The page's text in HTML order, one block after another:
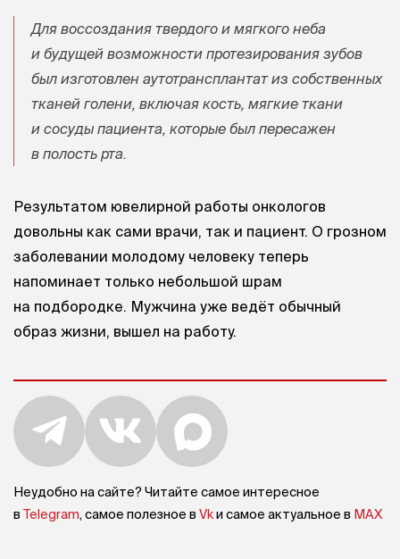
Для воссоздания твердого и мягкого неба
и будущей возможности протезирования зубов
был изготовлен аутотрансплантат из собственных
тканей голени, включая кость, мягкие ткани
и сосуды пациента, которые был пересажен
в полость рта.
Результатом ювелирной работы онкологов
довольны как сами врачи, так и пациент. О грозном
заболевании молодому человеку теперь
напоминает только небольшой шрам
на подбородке. Мужчина уже ведёт обычный
образ жизни, вышел на работу.
Неудобно на сайте? Читайте самое интересное
в Telegram, самое полезное в Vkи самое актуальное в MAX